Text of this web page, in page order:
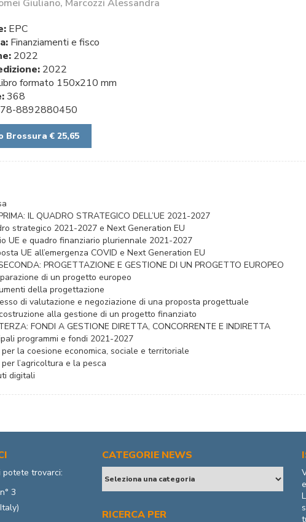
Giuliano, Marcozzi Alessandra
EPC
Finanziamenti e fisco
2022
2022
formato 150x210 mm
368
8892880450
Brossura € 25,65
IL QUADRO STRATEGICO DELL’UE 2021-2027
strategico 2021-2027 e Next Generation EU
UE e quadro finanziario pluriennale 2021-2027
UE all’emergenza COVID e Next Generation EU
PROGETTAZIONE E GESTIONE DI UN PROGETTO EUROPEO
di un progetto europeo
della progettazione
di valutazione e negoziazione di una proposta progettuale
alla gestione di un progetto finanziato
FONDI A GESTIONE DIRETTA, CONCORRENTE E INDIRETTA
programmi e fondi 2021-2027
per la coesione economica, sociale e territoriale
l’agricoltura e la pesca
digitali
potete trovarci:
3
CATEGORIE NEWS
RICERCA PER